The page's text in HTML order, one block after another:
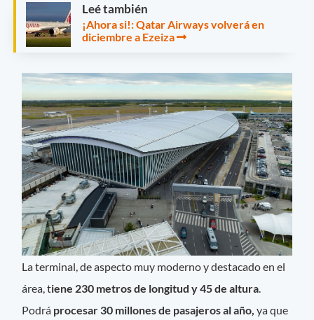
Leé también
¡Ahora si!: Qatar Airways volverá en
diciembre a Ezeiza
La terminal, de aspecto muy moderno y destacado en el
área, tiene 230 metros de longitud y 45 de altura.
Podrá procesar 30 millones de pasajeros al año,ya que